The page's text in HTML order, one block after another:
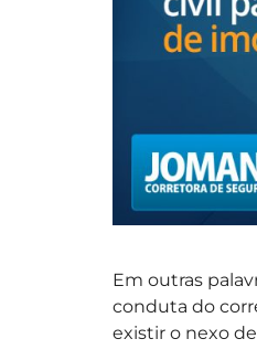
Em outras
conduta do
existir o nexo